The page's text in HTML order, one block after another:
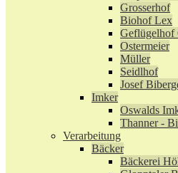
Grosserhof
Biohof Lex
Geflügelhof
Ostermeier
Müller
Seidlhof
Josef
Imker
Oswalds
Thanner -
Verarbeitung
Bäcker
Bäckerei